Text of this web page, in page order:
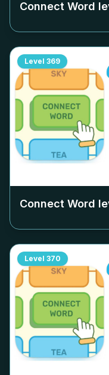
Connect Word
Level 369
Connect Word
Level 370